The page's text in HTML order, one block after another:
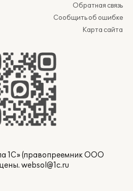
Обратная связь
Сообщить об ошибке
Карта сайта
1С» (правопреемник ООО
websol@1c.ru